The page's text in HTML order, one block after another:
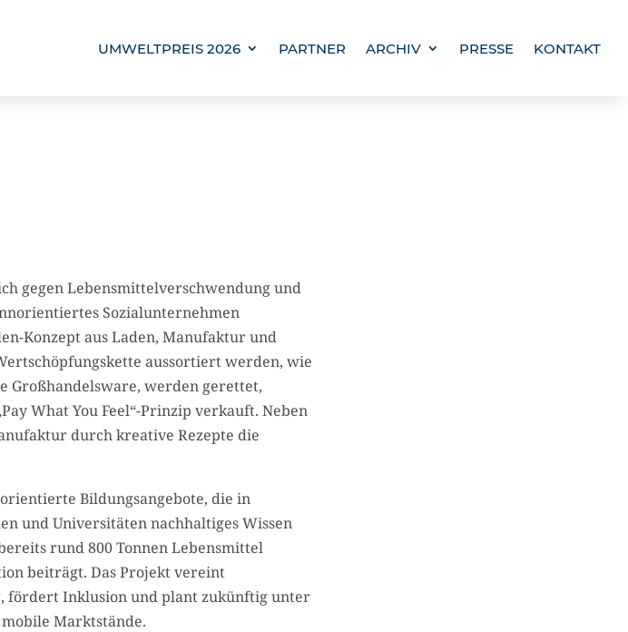
UMWELTPREIS 2026 PARTNER ARCHIV PRESSE KONTAKT
gegen Lebensmittelverschwendung und
Sozialunternehmen
Konzept aus Laden, Manufaktur und
aussortiert werden, wie
Großhandelsware, werden gerettet,
What You Feel“-Prinzip verkauft. Neben
durch kreative Rezepte die
Bildungsangebote, die in
und Universitäten nachhaltiges Wissen
rund 800 Tonnen Lebensmittel
beiträgt. Das Projekt vereint
fördert Inklusion und plant zukünftig unter
Marktstände.